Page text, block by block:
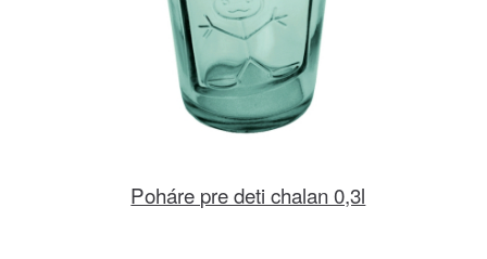
Poháre pre deti chalan 0,3l